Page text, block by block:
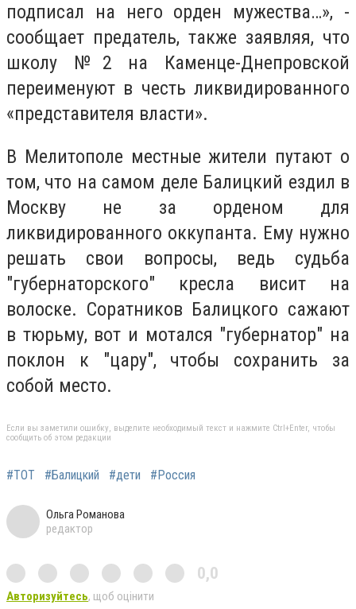
подписал на него орден мужества…», -
сообщает предатель, также заявляя, что
школу №2 на Каменце-Днепровской
переименуют в честь ликвидированного
«представителя власти».
В Мелитополе местные жители путают о
том, что на самом деле Балицкий ездил в
Москву не за орденом для
ликвидированного оккупанта. Ему нужно
решать свои вопросы, ведь судьба
"губернаторского" кресла висит на
волоске. Соратников Балицкого сажают
в тюрьму, вот и мотался "губернатор" на
поклон к "цару", чтобы сохранить за
собой место.
Если вы заметили ошибку, выделите необходимый текст и нажмите Ctrl+Enter, чтобы
сообщить об этом редакции
#ТОТ #Балицкий #дети #Россия
Ольга Романова
редактор
0,0
Авторизуйтесь, щоб оцінити